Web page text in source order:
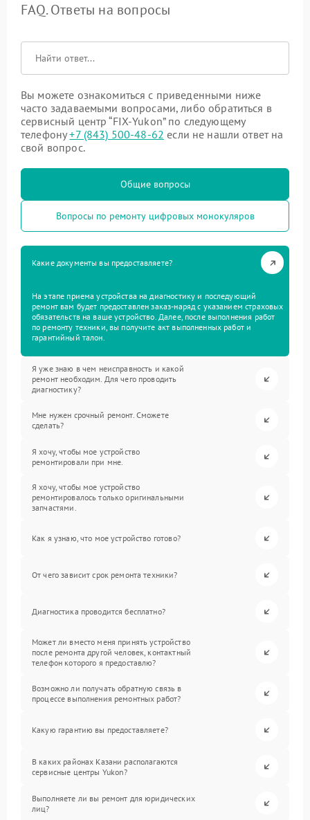
FAQ. Ответы на вопросы
Вы можете ознакомиться с приведенными ниже
часто задаваемыми вопросами, либо обратиться в
сервисный центр “FIX-Yukon” по следующему
телефону+7 (843) 500-48-62 если не нашли ответ на
свой вопрос.
Общие вопросы
Вопросы по ремонту цифровых монокуляров
Какие документы вы предоставляете?
На этапе приема устройства на диагностику и последующий
ремонт вам будет предоставлен заказ-наряд с указанием страховых
обязательств на ваше устройство. Далее, после выполнения работ
по ремонту техники, вы получите акт выполненных работ и
гарантийный талон.
Я уже знаю в чем неисправность и какой
ремонт необходим. Для чего проводить
диагностику?
Мне нужен срочный ремонт. Сможете
сделать?
Я хочу, чтобы мое устройство
ремонтировали при мне.
Я хочу, чтобы мое устройство
ремонтировалось только оригинальными
запчастями.
Как я узнаю, что мое устройство готово?
От чего зависит срок ремонта техники?
Диагностика проводится бесплатно?
Может ли вместо меня принять устройство
после ремонта другой человек, контактный
телефон которого я предоставлю?
Возможно ли получать обратную связь в
процессе выполнения ремонтных работ?
Какую гарантию вы предоставляете?
В каких районах Казани располагаются
сервисные центры Yukon?
Выполняете ли вы ремонт для юридических
лиц?